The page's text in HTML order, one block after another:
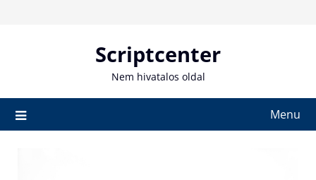
Scriptcenter
Nem hivatalos oldal
Menu